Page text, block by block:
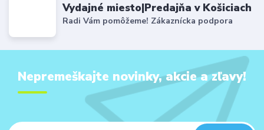
Vydajné miesto|Predajňa v Košiciach
Radi Vám pomôžeme! Zákaznícka podpora
Nepremeškajte novinky, akcie a zľavy!